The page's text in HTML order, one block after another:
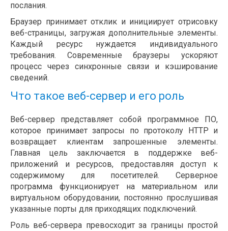
послания.
Браузер принимает отклик и инициирует отрисовку
веб-страницы, загружая дополнительные элементы.
Каждый ресурс нуждается индивидуального
требования. Современные браузеры ускоряют
процесс через синхронные связи и кэширование
сведений.
Что такое веб-сервер и его роль
Веб-сервер представляет собой программное ПО,
которое принимает запросы по протоколу HTTP и
возвращает клиентам запрошенные элементы.
Главная цель заключается в поддержке веб-
приложений и ресурсов, предоставляя доступ к
содержимому для посетителей. Серверное
программа функционирует на материальном или
виртуальном оборудовании, постоянно прослушивая
указанные порты для приходящих подключений.
Роль веб-сервера превосходит за границы простой